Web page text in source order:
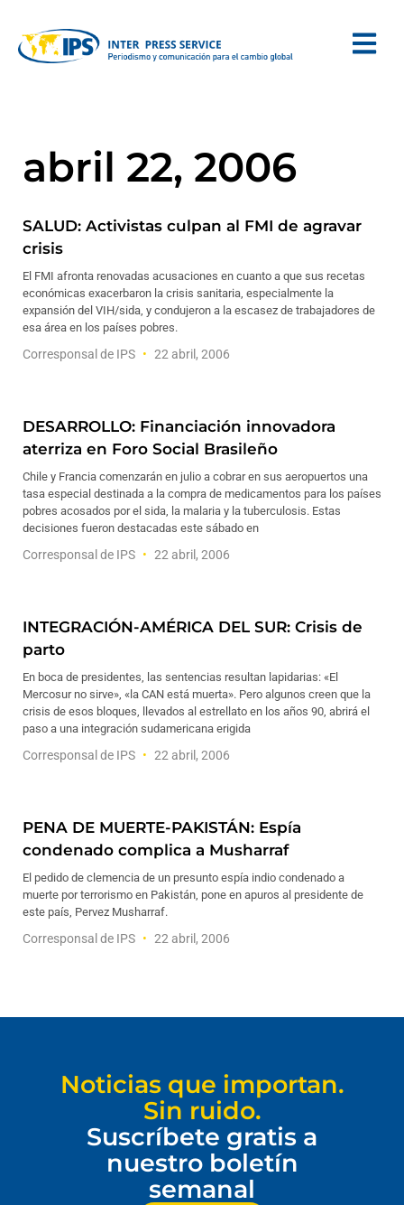
abril 22, 2006
SALUD: Activistas culpan al FMI de agravar
crisis
El FMI afronta renovadas acusaciones en cuanto a que sus recetas
económicas exacerbaron la crisis sanitaria, especialmente la
expansión del VIH/sida, y condujeron a la escasez de trabajadores de
esa área en los países pobres.
Corresponsal de IPS 22 abril, 2006
DESARROLLO: Financiación innovadora
aterriza en Foro Social Brasileño
Chile y Francia comenzarán en julio a cobrar en sus aeropuertos una
tasa especial destinada a la compra de medicamentos para los países
pobres acosados por el sida, la malaria y la tuberculosis. Estas
decisiones fueron destacadas este sábado en
Corresponsal de IPS 22 abril, 2006
INTEGRACIÓN-AMÉRICA DEL SUR: Crisis de
parto
En boca de presidentes, las sentencias resultan lapidarias: «El
Mercosur no sirve», «la CAN está muerta». Pero algunos creen que la
crisis de esos bloques, llevados al estrellato en los años 90, abrirá el
paso a una integración sudamericana erigida
Corresponsal de IPS 22 abril, 2006
PENA DE MUERTE-PAKISTÁN: Espía
condenado complica a Musharraf
El pedido de clemencia de un presunto espía indio condenado a
muerte por terrorismo en Pakistán, pone en apuros al presidente de
este país, Pervez Musharraf.
Corresponsal de IPS 22 abril, 2006
Noticias que importan.
Sin ruido.
Suscríbete gratis a
nuestro boletín
semanal